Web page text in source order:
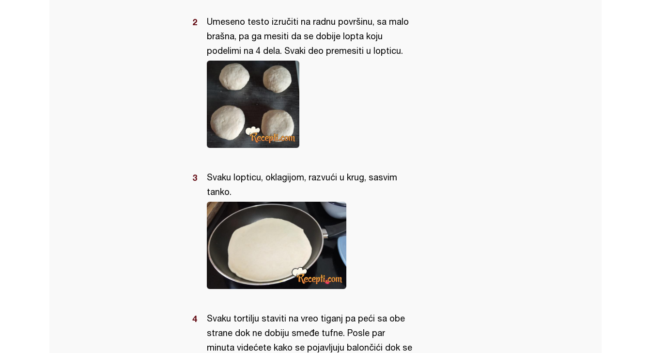
Umeseno testo izručiti na radnu površinu, sa malo
brašna, pa ga mesiti da se dobije lopta koju
podelimi na 4 dela. Svaki deo premesiti u lopticu.
Svaku lopticu, oklagijom, razvući u krug, sasvim
tanko.
Svaku tortilju staviti na vreo tiganj pa peći sa obe
strane dok ne dobiju smeđe tufne. Posle par
minuta videćete kako se pojavljuju balončići dok se